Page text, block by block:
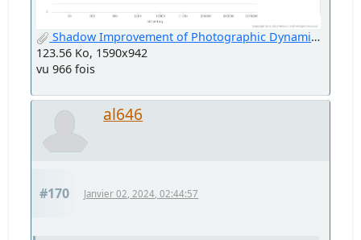
Shadow Improvement of Photographic Dynamic Range versus ISO Settin.jpg
123.56 Ko, 1590x942
vu 966 fois
al646
#170 Janvier 02, 2024, 02:44:57